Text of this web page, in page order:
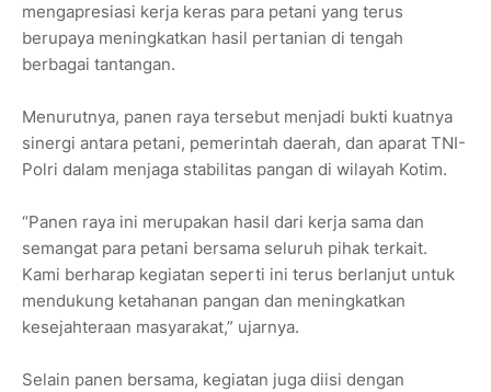
mengapresiasi kerja keras para petani yang terus
berupaya meningkatkan hasil pertanian di tengah
berbagai tantangan.
Menurutnya, panen raya tersebut menjadi bukti kuatnya
sinergi antara petani, pemerintah daerah, dan aparat TNI-
Polri dalam menjaga stabilitas pangan di wilayah Kotim.
“Panen raya ini merupakan hasil dari kerja sama dan
semangat para petani bersama seluruh pihak terkait.
Kami berharap kegiatan seperti ini terus berlanjut untuk
mendukung ketahanan pangan dan meningkatkan
kesejahteraan masyarakat,” ujarnya.
Selain panen bersama, kegiatan juga diisi dengan